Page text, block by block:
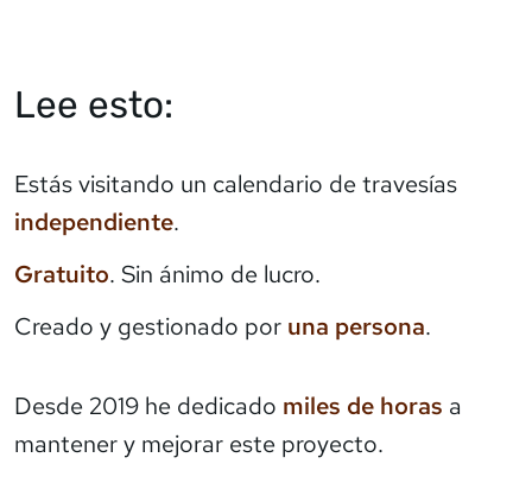
Lee esto:
Estás visitando un calendario de travesías
independiente.
Gratuito. Sin ánimo de lucro.
Creado y gestionado por una persona.
Desde 2019 he dedicado miles de horas a
mantener y mejorar este proyecto.